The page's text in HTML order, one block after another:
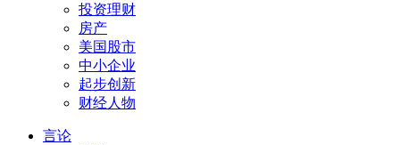
投资理财
房产
美国股市
中小企业
起步创新
财经人物
言论